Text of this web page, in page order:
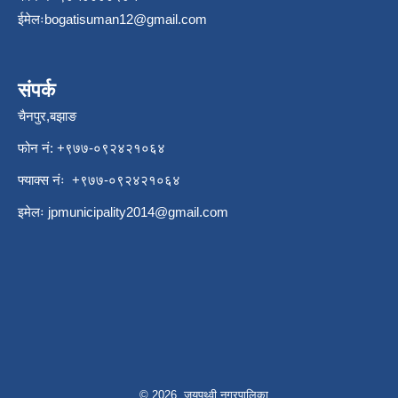
ईमेलःbogatisuman12@gmail.com
संपर्क
चैनपुर,बझाङ
फोन नं: ‍‌+९७७-०९२४२१०६४
फ्याक्स नंः +९७७-०९२४२१०६४
इमेलः jpmunicipality2014@gmail.com
© 2026 जयपृथ्वी नगरपालिका